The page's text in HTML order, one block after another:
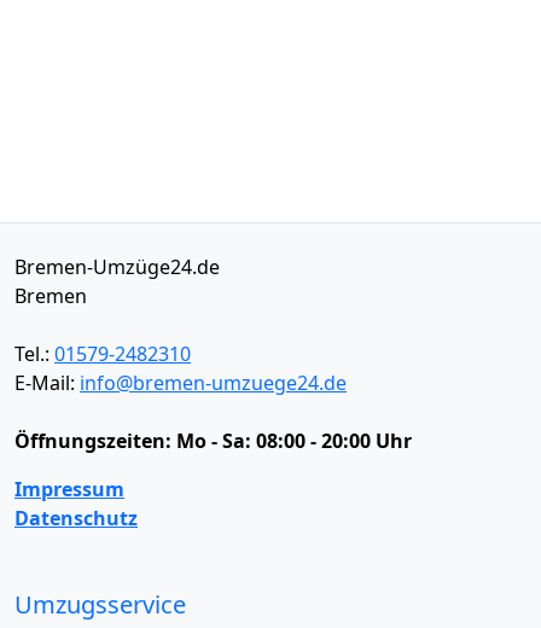
Bremen-Umzüge24.de
Bremen
Tel.: 01579-2482310
E-Mail: info@bremen-umzuege24.de
Öffnungszeiten: Mo - Sa: 08:00 - 20:00 Uhr
Impressum
Datenschutz
Umzugsservice